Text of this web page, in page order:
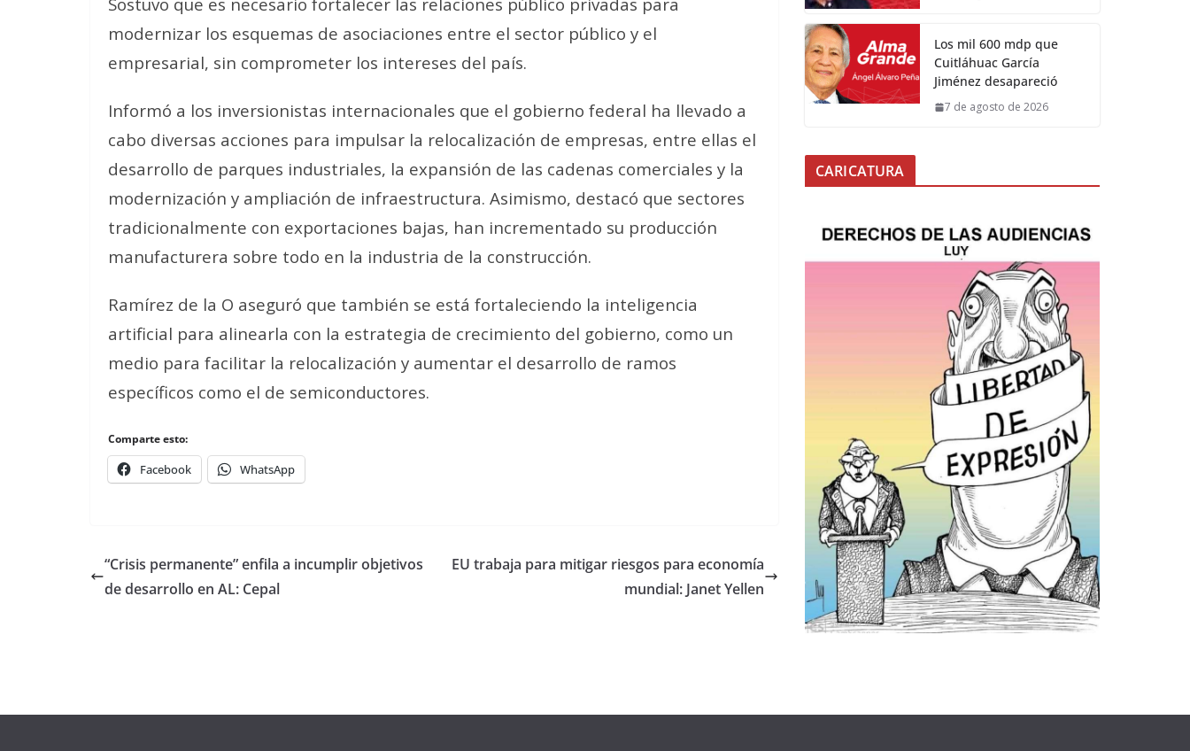
modernizar los esquemas de asociaciones entre el sector público y el
empresarial, sin comprometer los intereses del país.
Informó a los inversionistas internacionales que el gobierno federal ha llevado a
cabo diversas acciones para impulsar la relocalización de empresas, entre ellas el
desarrollo de parques industriales, la expansión de las cadenas comerciales y la
modernización y ampliación de infraestructura. Asimismo, destacó que sectores
tradicionalmente con exportaciones bajas, han incrementado su producción
manufacturera sobre todo en la industria de la construcción.
Ramírez de la O aseguró que también se está fortaleciendo la inteligencia
artificial para alinearla con la estrategia de crecimiento del gobierno, como un
medio para facilitar la relocalización y aumentar el desarrollo de ramos
específicos como el de semiconductores.
Comparte esto:
Facebook WhatsApp
“Crisis permanente” enfila a incumplir objetivos
de desarrollo en AL: Cepal
EU trabaja para mitigar riesgos para economía
mundial: Janet Yellen
Los mil 600 mdp que
Cuitláhuac García
Jiménez desapareció
7 de agosto de 2026
CARICATURA